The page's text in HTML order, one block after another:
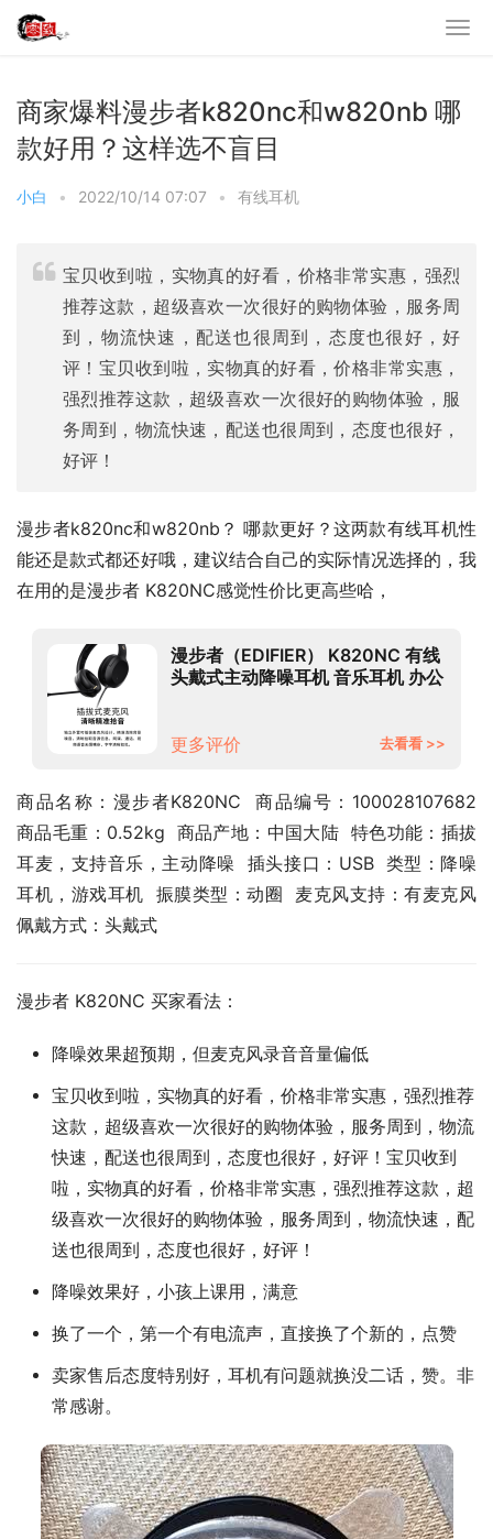
商家爆料漫步者k820nc和w820nb 哪
款好用？这样选不盲目
小白 • 2022/10/14 07:07 • 有线耳机
宝贝收到啦，实物真的好看，价格非常实惠，强烈
推荐这款，超级喜欢一次很好的购物体验，服务周
到，物流快速，配送也很周到，态度也很好，好
评！宝贝收到啦，实物真的好看，价格非常实惠，
强烈推荐这款，超级喜欢一次很好的购物体验，服
务周到，物流快速，配送也很周到，态度也很好，
好评！
漫步者k820nc和w820nb？ 哪款更好？这两款有线耳机性
能还是款式都还好哦，建议结合自己的实际情况选择的，我
在用的是漫步者 K820NC感觉性价比更高些哈，
漫步者（EDIFIER） K820NC 有线
头戴式主动降噪耳机 音乐耳机 办公
更多评价 去看看 >>
商品名称：漫步者K820NC  商品编号：100028107682
商品毛重：0.52kg  商品产地：中国大陆  特色功能：插拔
耳麦，支持音乐，主动降噪  插头接口：USB  类型：降噪
耳机，游戏耳机  振膜类型：动圈  麦克风支持：有麦克风
佩戴方式：头戴式
漫步者 K820NC 买家看法：
降噪效果超预期，但麦克风录音音量偏低
宝贝收到啦，实物真的好看，价格非常实惠，强烈推荐
这款，超级喜欢一次很好的购物体验，服务周到，物流
快速，配送也很周到，态度也很好，好评！宝贝收到
啦，实物真的好看，价格非常实惠，强烈推荐这款，超
级喜欢一次很好的购物体验，服务周到，物流快速，配
送也很周到，态度也很好，好评！
降噪效果好，小孩上课用，满意
换了一个，第一个有电流声，直接换了个新的，点赞
卖家售后态度特别好，耳机有问题就换没二话，赞。非
常感谢。